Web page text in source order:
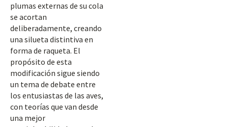
plumas externas de su cola
se acortan
deliberadamente, creando
una silueta distintiva en
forma de raqueta. El
propósito de esta
modificación sigue siendo
un tema de debate entre
los entusiastas de las aves,
con teorías que van desde
una mejor